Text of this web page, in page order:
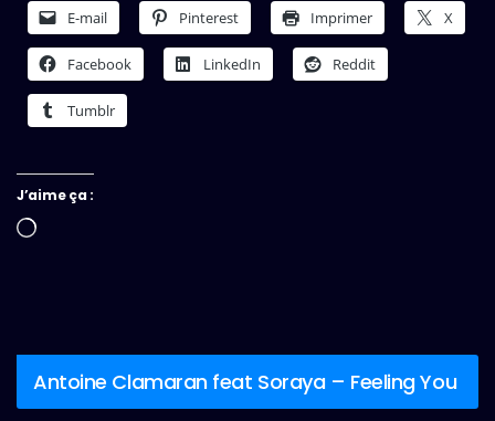
E-mail Pinterest Imprimer X
Facebook LinkedIn Reddit
Tumblr
J’aime ça :
Chargement…
Antoine Clamaran feat Soraya – Feeling You